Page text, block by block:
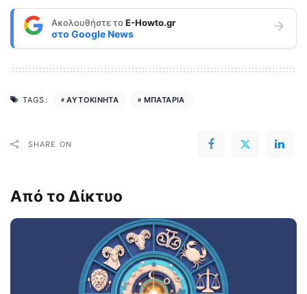
Ακολουθήστε τοE-Howto.gr
στο Google News
TAGS: ΑΥΤΟΚΙΝΗΤΑ ΜΠΑΤΑΡΙΑ
SHARE ON
Από το Δίκτυο